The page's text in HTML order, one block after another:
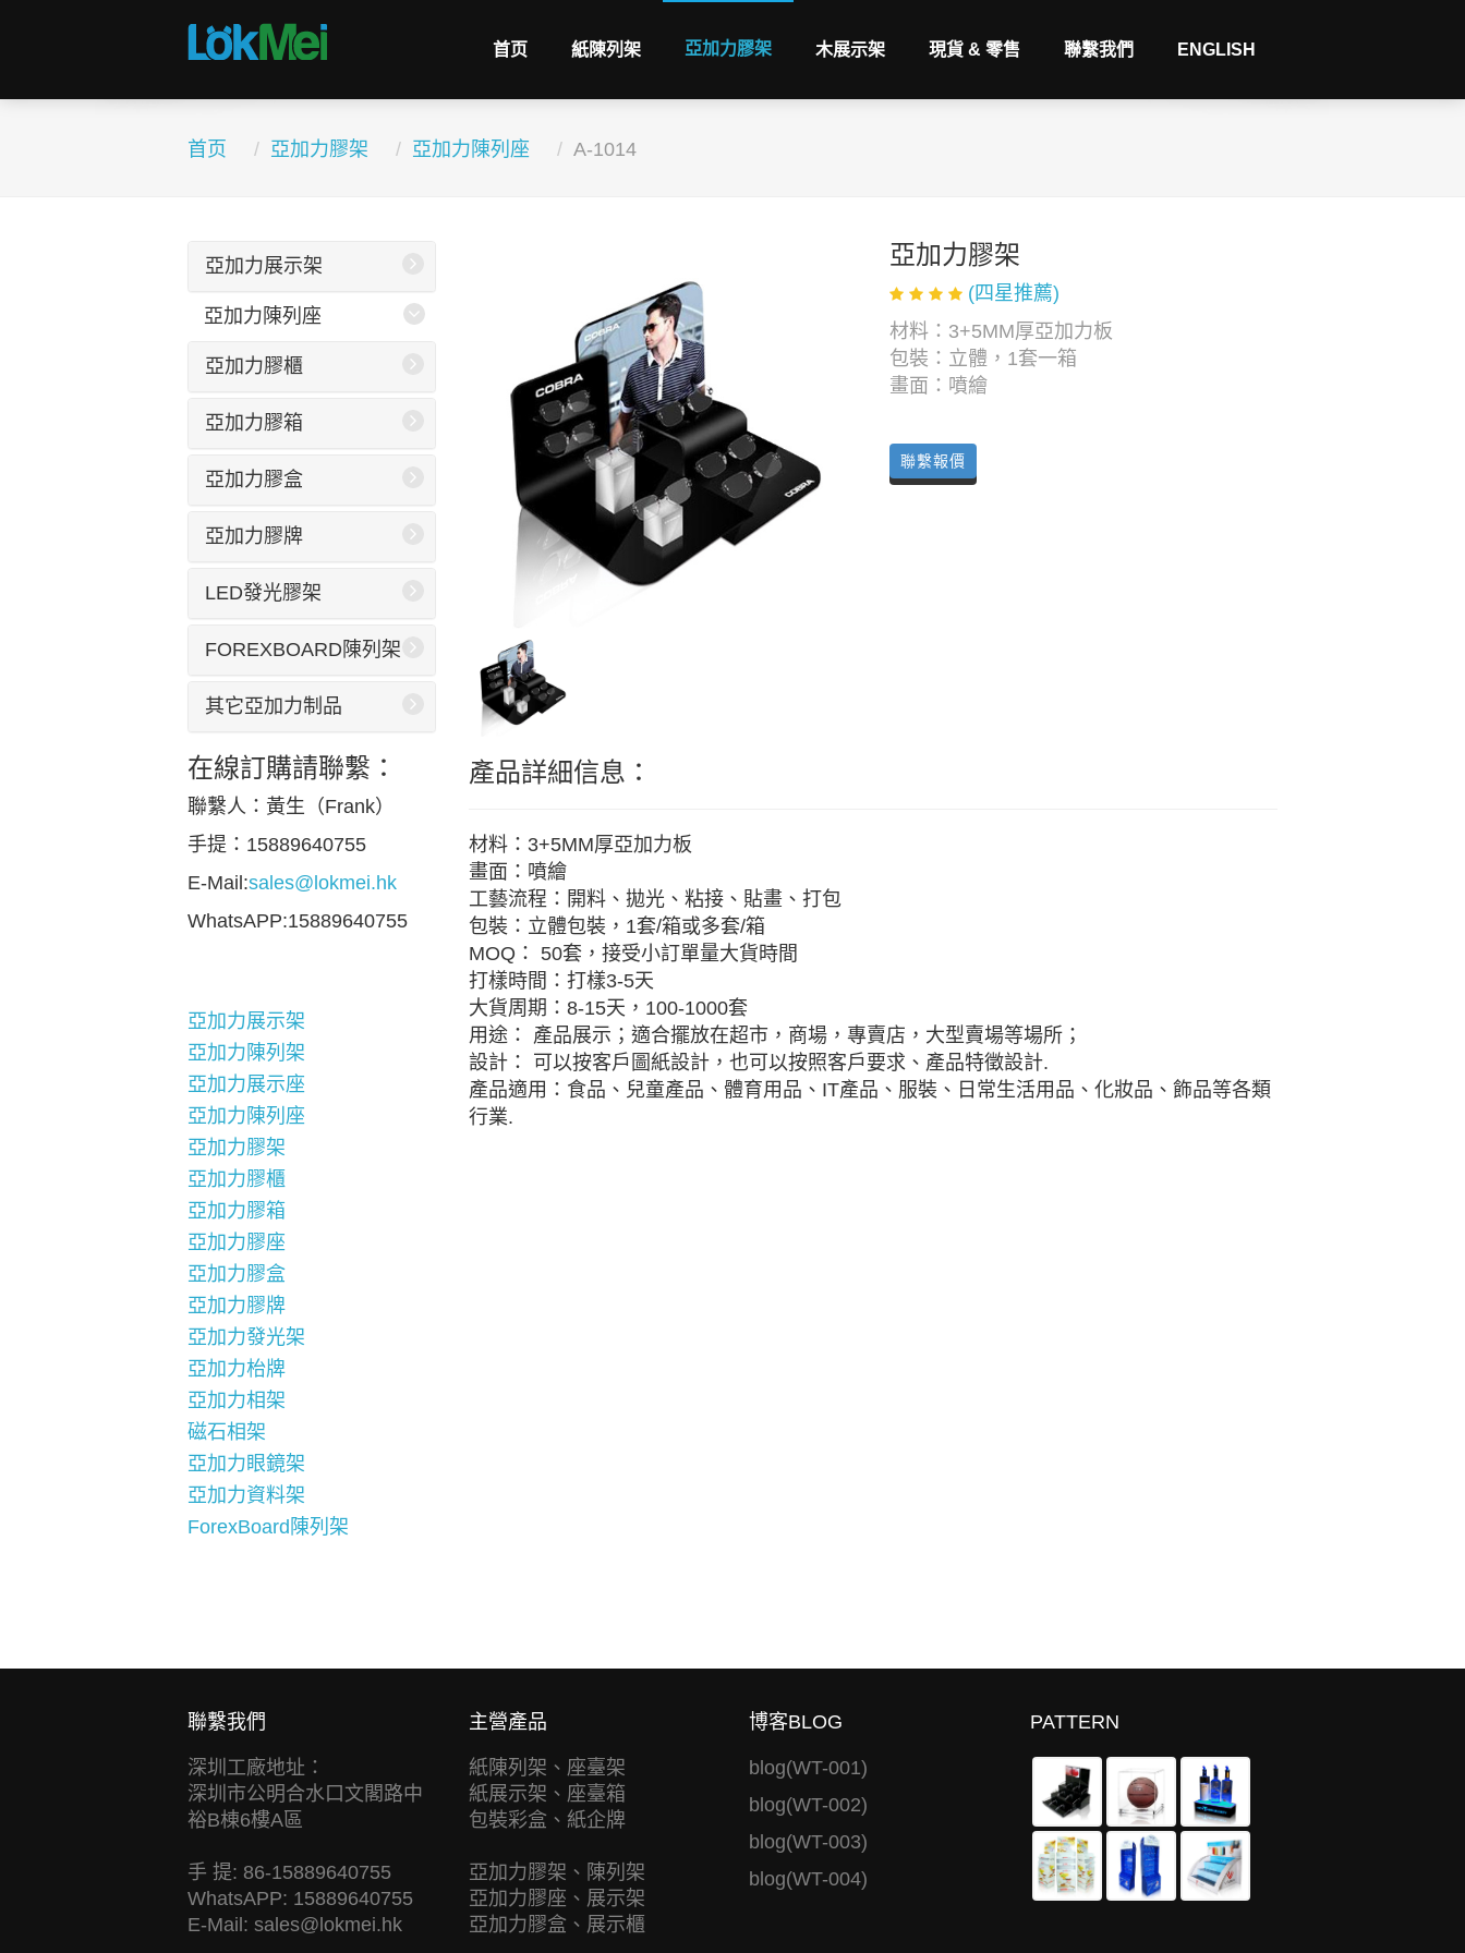
首页 紙陳列架 亞加力膠架 木展示架 現貨 & 零售 聯繫我們 ENGLISH
首页 亞加力膠架 亞加力陳列座 A-1014
亞加力展示架
亞加力陳列座
亞加力膠櫃
亞加力膠箱
亞加力膠盒
亞加力膠牌
LED發光膠架
FOREXBOARD陳列架
其它亞加力制品
在線訂購請聯繫：
聯繫人：黃生（Frank）
手提：15889640755
E-Mail:sales@lokmei.hk
WhatsAPP:15889640755
亞加力展示架
亞加力陳列架
亞加力展示座
亞加力陳列座
亞加力膠架
亞加力膠櫃
亞加力膠箱
亞加力膠座
亞加力膠盒
亞加力膠牌
亞加力發光架
亞加力枱牌
亞加力相架
磁石相架
亞加力眼鏡架
亞加力資料架
ForexBoard陳列架
亞加力膠架
(四星推薦)
材料：3+5MM厚亞加力板
包裝：立體，1套一箱
畫面：噴繪
聯繫報價
產品詳細信息：
材料：3+5MM厚亞加力板
畫面：噴繪
工藝流程：開料、拋光、粘接、貼畫、打包
包裝：立體包裝，1套/箱或多套/箱
MOQ： 50套，接受小訂單量大貨時間
打樣時間：打樣3-5天
大貨周期：8-15天，100-1000套
用途： 產品展示；適合擺放在超市，商場，專賣店，大型賣場等場所；
設計： 可以按客戶圖紙設計，也可以按照客戶要求、產品特徵設計.
產品適用：食品、兒童產品、體育用品、IT產品、服裝、日常生活用品、化妝品、飾品等各類
行業.
聯繫我們
深圳工廠地址：
深圳市公明合水口文閣路中
裕B棟6樓A區
手 提: 86-15889640755
WhatsAPP: 15889640755
E-Mail: sales@lokmei.hk
主營產品
紙陳列架、座臺架
紙展示架、座臺箱
包裝彩盒、紙企牌
亞加力膠架、陳列架
亞加力膠座、展示架
亞加力膠盒、展示櫃
博客BLOG
blog(WT-001)
blog(WT-002)
blog(WT-003)
blog(WT-004)
PATTERN